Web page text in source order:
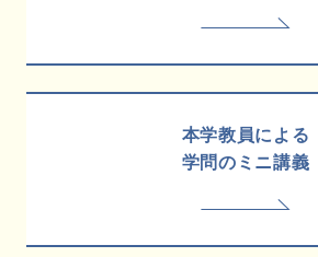
本学教員による
学問のミニ講義